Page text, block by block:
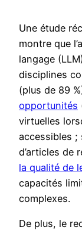
Une étude
montre que
langage
disciplines
(plus de 89
opportunités
virtuelles
accessibles ;
d’articles de
la qualité de
capacités
complexes.
De plus, le